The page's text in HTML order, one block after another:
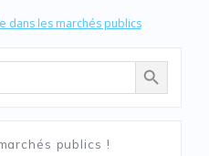
dans les marchés publics
Search Button
publics !